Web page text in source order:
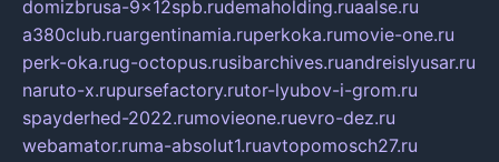
domizbrusa-9x12spb.rudemaholding.ruaalse.ru
a380club.ruargentinamia.ruperkoka.rumovie-one.ru
perk-oka.rug-octopus.rusibarchives.ruandreislyusar.ru
naruto-x.rupursefactory.rutor-lyubov-i-grom.ru
spayderhed-2022.rumovieone.ruevro-dez.ru
webamator.ruma-absolut1.ruavtopomosch27.ru